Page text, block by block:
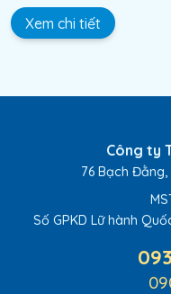
Xem chi tiết
Công ty
76 Bạch Đằng,
Số GPKD Lữ hành